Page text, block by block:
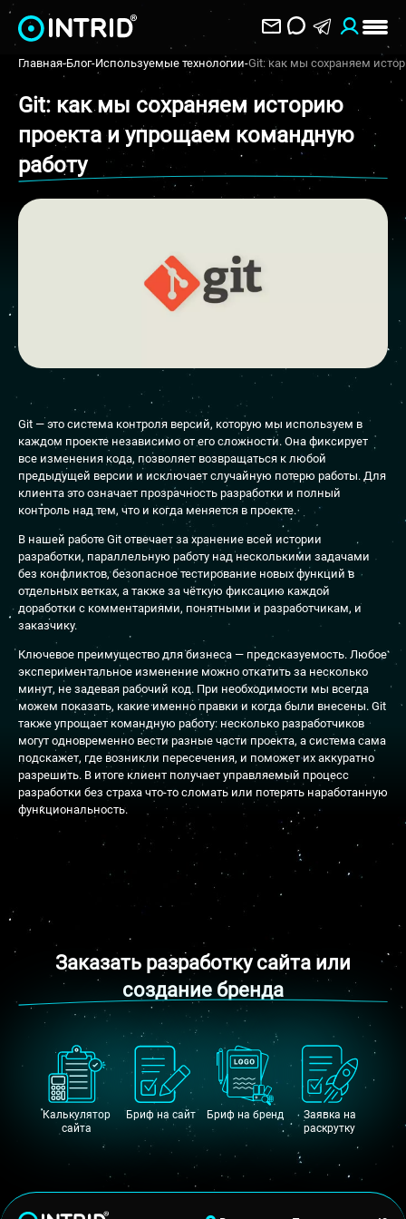
Главная-Блог-Используемые технологии-Git: как мы сохраняем
Git: как мы сохраняем историю
проекта и упрощаем командную
работу
Git — это система контроля версий, которую мы используем в
каждом проекте независимо от его сложности. Она фиксирует
все изменения кода, позволяет возвращаться к любой
предыдущей версии и исключает случайную потерю работы. Для
клиента это означает прозрачность разработки и полный
контроль над тем, что и когда меняется в проекте.
В нашей работе Git отвечает за хранение всей истории
разработки, параллельную работу над несколькими задачами
без конфликтов, безопасное тестирование новых функций в
отдельных ветках, а также за чёткую фиксацию каждой
доработки с комментариями, понятными и разработчикам, и
заказчику.
Ключевое преимущество для бизнеса — предсказуемость. Любое
экспериментальное изменение можно откатить за несколько
минут, не задевая рабочий код. При необходимости мы всегда
можем показать, какие именно правки и когда были внесены. Git
также упрощает командную работу: несколько разработчиков
могут одновременно вести разные части проекта, а система сама
подскажет, где возникли пересечения, и поможет их аккуратно
разрешить. В итоге клиент получает управляемый процесс
разработки без страха что-то сломать или потерять наработанную
функциональность.
Заказать разработку сайта или
создание бренда
Калькулятор
сайта
Бриф на сайт Бриф на бренд
Заявка на
раскрутку